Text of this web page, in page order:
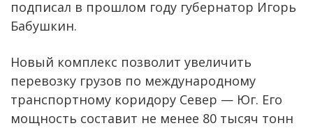
подписал в прошлом году губернатор Игорь
Бабушкин.
Новый комплекс позволит увеличить
перевозку грузов по международному
транспортному коридору Север — Юг. Его
мощность составит не менее 80 тысяч тонн